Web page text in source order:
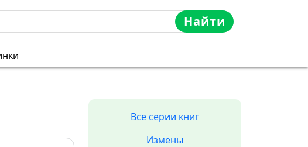
Найти
Все серии книг
Измены